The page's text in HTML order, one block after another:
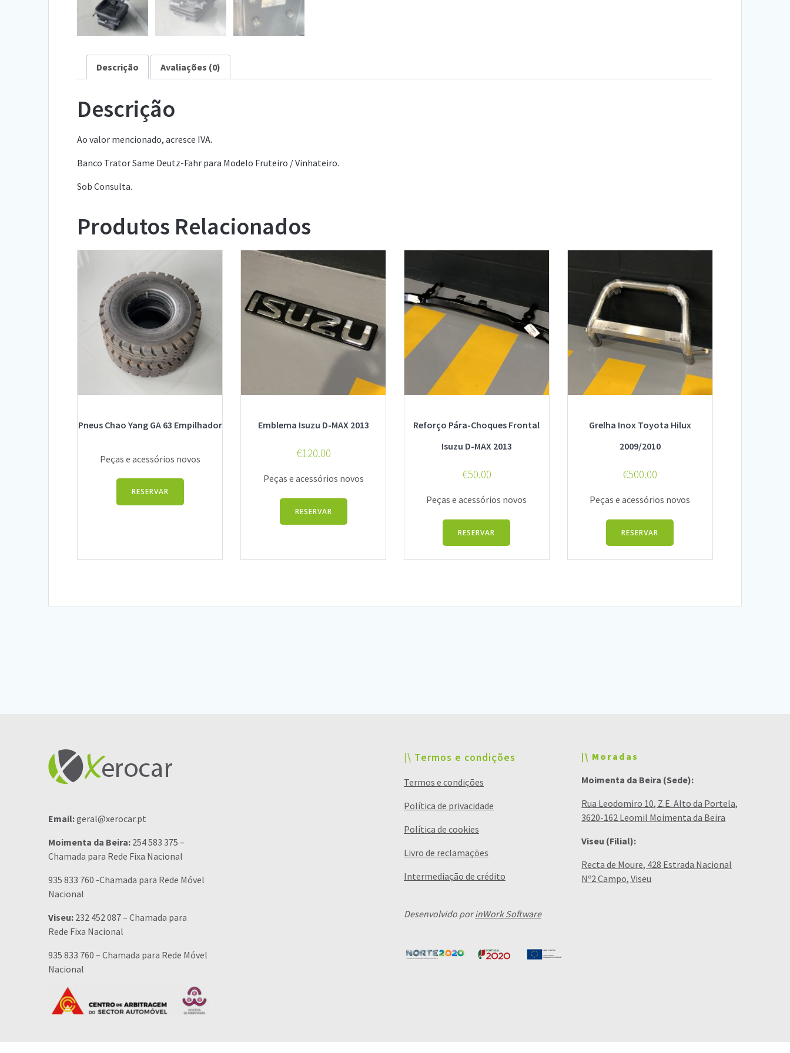
Descrição Avaliações (0)
Descrição
Ao valor mencionado, acresce IVA.
Banco Trator Same Deutz-Fahr para Modelo Fruteiro / Vinhateiro.
Sob Consulta.
Produtos Relacionados
Pneus Chao Yang GA 63 Empilhador
Peças e acessórios novos
RESERVAR
Emblema Isuzu D-MAX 2013
€120.00
Peças e acessórios novos
RESERVAR
Reforço Pára-Choques Frontal
Isuzu D-MAX 2013
€50.00
Peças e acessórios novos
RESERVAR
Grelha Inox Toyota Hilux
2009/2010
€500.00
Peças e acessórios novos
RESERVAR
Email:geral@xerocar.pt
Moimenta da Beira: 254 583 375 –
Chamada para Rede Fixa Nacional
935 833 760 -Chamada para Rede Móvel
Nacional
Viseu: 232 452 087 – Chamada para
Rede Fixa Nacional
935 833 760 – Chamada para Rede Móvel
Nacional
|\ Termos e condições
Termos e condições
Política de privacidade
Política de cookies
Livro de reclamações
Intermediação de crédito
Desenvolvido porinWork Software
|\ Moradas
Moimenta da Beira (Sede):
Rua Leodomiro 10, Z.E. Alto da Portela,
3620-162 Leomil Moimenta da Beira
Viseu (Filial):
Recta de Moure, 428 Estrada Nacional
Nº2 Campo, Viseu